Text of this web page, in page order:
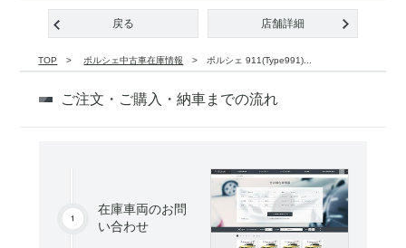
戻る 店舗詳細
TOP ポルシェ中古車在庫情報 ポルシェ 911(Type991)...
ご注文・ご購入・納車までの流れ
在庫車両のお問
い合わせ